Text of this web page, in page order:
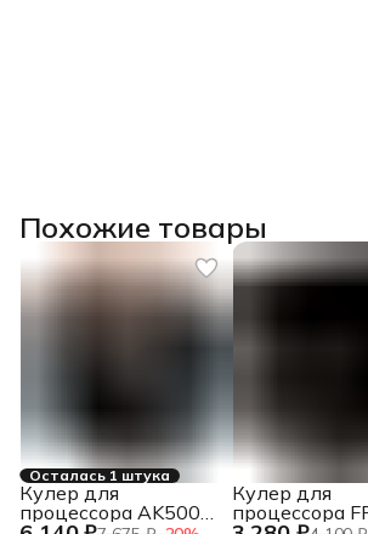
Похожие товары
Осталась 1 штука
Кулер для
процессора AK500
Кулер для
процессора